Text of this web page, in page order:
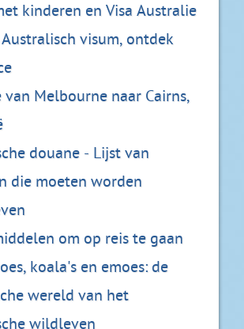
kinderen en Visa Australie
visum, ontdek
van Melbourne naar Cairns,
douane - Lijst van
die moeten worden
om op reis te gaan
koala's en emoes: de
wereld van het
wildleven